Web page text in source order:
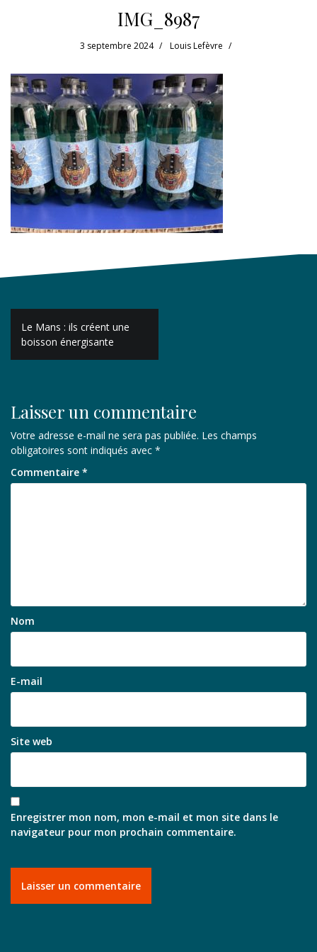
IMG_8987
3 septembre 2024 Louis Lefèvre
Navigation
de
l’article
Le Mans : ils créent une
boisson énergisante
Laisser un commentaire
Votre adresse e-mail ne sera pas publiée. Les champs
obligatoires sont indiqués avec *
Commentaire *
Nom
E-mail
Site web
Enregistrer mon nom, mon e-mail et mon site dans le
navigateur pour mon prochain commentaire.